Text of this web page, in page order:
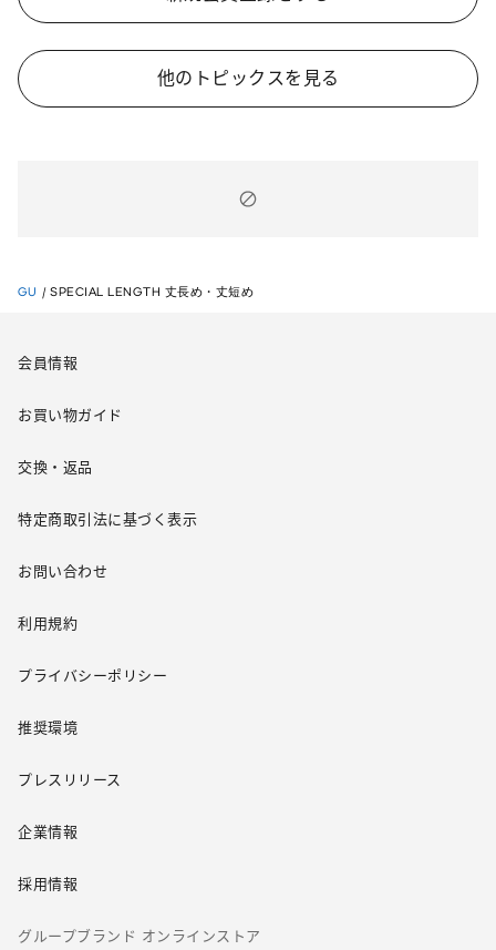
他のトピックスを見る
GU / SPECIAL LENGTH 丈長め・丈短め
会員情報
お買い物ガイド
交換・返品
特定商取引法に基づく表示
お問い合わせ
利用規約
プライバシーポリシー
推奨環境
プレスリリース
企業情報
採用情報
グループブランド オンラインストア